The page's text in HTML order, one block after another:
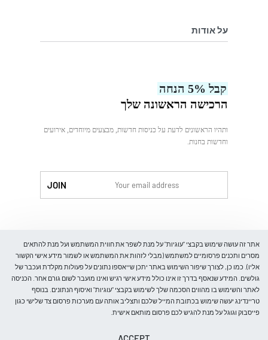
מדיניות פרטיות
על אודות
עלינו
צור קשר
קבל 5% הנחה
הרכישה הראשונה שלך
ותהיו הראשונים לדעת על כניסות חדשות, מבצעים מיוחדים, אירועים
וחדשות בחנות.
לִקְנוֹת
חנות
חולצות
בלייזרים
אתר זה עושה שימוש בקבצי "עוגיות" על מנת לשפר את חווית המשתמש ועל מנת להתאים
מסרים ותכנים פרסומיים למשתמש (מבלי לזהות את המשתמש או לשמור מידע אישי הקשור
אליו). כמו כן, לצורך שיפור השימוש באתר יתכן שייאספו נתונים על פעולות מקלדת ועכבר של
גולשים. המידע שנאסף בדרך זו אינו כולל מידע אישי רגיש ואינו מועבר לשום גורם אחר. הכניסה
לאתר והשימוש בו מהווים הסכמה שלך לשימוש בקבצי "עוגיות" ואיסוף הנתונים. בנוסף
טריינדינג יעשה שימוש בכתובת המייל שלכם ותצליב אותה עם מערכות פרסום צד שלישי כגון
פייסבוק וגוגל על מנת להגיש לכם פרסום מותאם אישית.